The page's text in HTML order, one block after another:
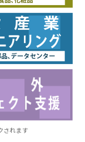
されます